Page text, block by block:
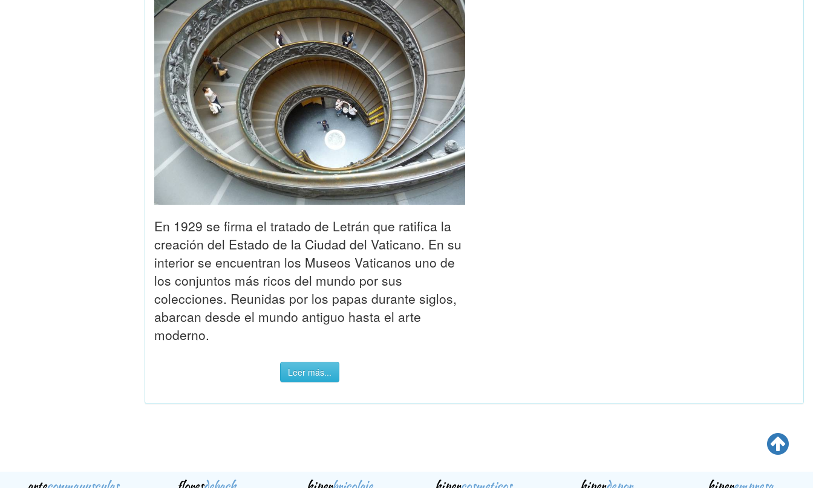
En 1929 se firma el tratado de Letrán que ratifica la
creación del Estado de la Ciudad del Vaticano. En su
interior se encuentran los Museos Vaticanos uno de
los conjuntos más ricos del mundo por sus
colecciones. Reunidas por los papas durante siglos,
abarcan desde el mundo antiguo hasta el arte
moderno.
Leer más...